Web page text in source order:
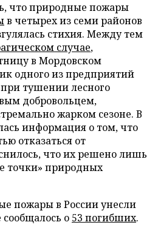
что природные пожары
в четырех из семи районов
стихия. Между тем
случае,
в Мордовском
одного из предприятий
тушении лесного
добровольцем,
жарком сезоне. В
информация о том, что
отказаться от
что их решено лишь
точки» природных
пожары в России унесли
о 53 погибших.